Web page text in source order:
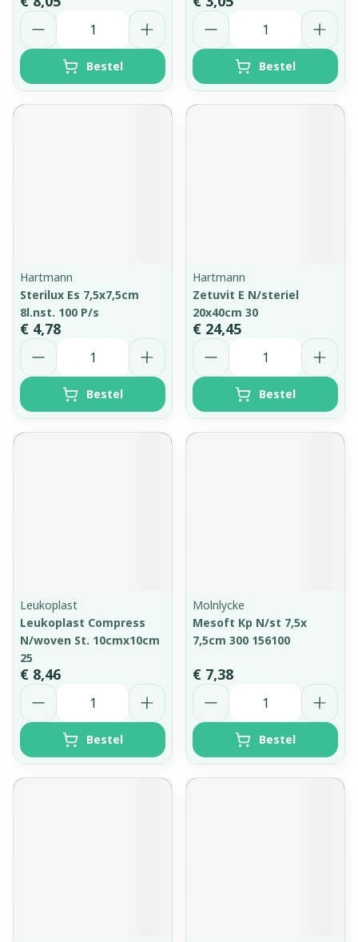
Aantal
Bestel
Aantal
Bestel
Hartmann
Sterilux Es 7,5x7,5cm
8l.nst. 100 P/s
€ 4,78
Aantal
Bestel
Hartmann
Zetuvit E N/steriel
20x40cm 30
€ 24,45
Aantal
Bestel
Leukoplast
Leukoplast Compress
N/woven St. 10cmx10cm
25
€ 8,46
Aantal
Bestel
Molnlycke
Mesoft Kp N/st 7,5x
7,5cm 300 156100
€ 7,38
Aantal
Bestel